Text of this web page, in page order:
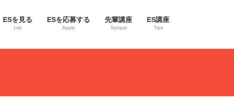
ESを見る
List
ESを応募する
Apply
先輩講座
Senpai
ES講座
Tips